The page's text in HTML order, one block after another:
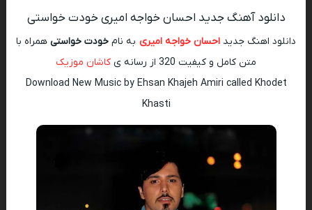
دانلود آهنگ جدید احسان خواجه امیری خودت خواستی
دانلود اهنگ جدید احسان خواجه امیری به نام خودت خواستی همراه با
متن کامل و کیفیت 320 از رسانه ی
کاشان موزیک
Download New Music by Ehsan Khajeh Amiri called Khodet
Khasti